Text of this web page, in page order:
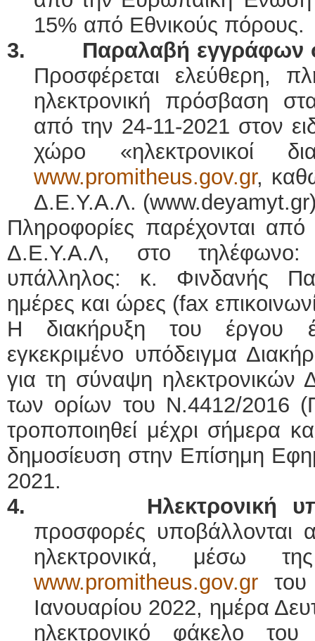
15% από Εθνικούς πόρους.
3. Παραλαβή εγγράφων
Προσφέρεται ελεύθερη,
ηλεκτρονική πρόσβαση
από την 24-11-2021 στον
χώρο «ηλεκτρονικοί
www.promitheus.gov.gr,
Δ.Ε.Υ.Α.Λ.
Πληροφορίες παρέχονται
Δ.Ε.Υ.Α.Λ, στο τηλέφωνο:
υπάλληλος: κ. Φινδανής
ημέρες και ώρες (fax
Η διακήρυξη του έργου
εγκεκριμένο υπόδειγμα
για τη σύναψη
των ορίων του Ν.4412/2016
τροποποιηθεί μέχρι σήμερα
δημοσίευση στην Επίσημη
2021.
4. Ηλεκτρονική
προσφορές υποβάλλονται
ηλεκτρονικά, μέσω
www.promitheus.gov.grτου
Ιανουαρίου 2022, ημέρα
ηλεκτρονικό φάκελο